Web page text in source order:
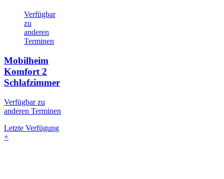
Verfügbar
zu
anderen
Terminen
Mobilheim
Komfort 2
Schlafzimmer
Verfügbar zu
anderen Terminen
Letzte Verfügung
+